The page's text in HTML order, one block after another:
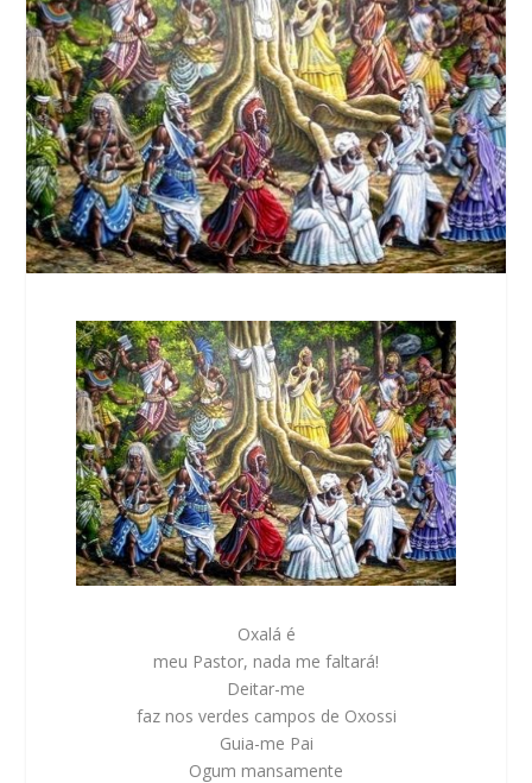
Oxalá é
meu Pastor, nada me faltará!
Deitar-me
faz nos verdes campos de Oxossi
Guia-me Pai
Ogum mansamente